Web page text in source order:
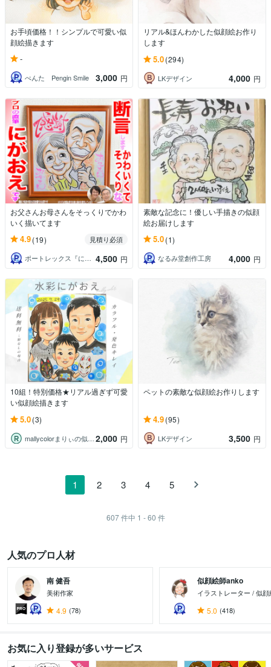
お手頃価格！！シンプルで可愛い似
顔絵描きます
-
ぺんた Pengin Smile 3,000 円
リアル&ほんわかした似顔絵お作り
します
5.0(294)
LKデザイン 4,000 円
お父さんお母さんをそっくりでかわ
いく描いてます
4.9(19)
見積り必須
ポートレックス『にがおえやさん』 4,500 円
素敵な記念に！優しい手描きの似顔
絵お届けします
5.0(1)
なるみ堂創作工房 4,000 円
10組！特別価格★リアル過ぎず可愛
い似顔絵描きます
5.0(3)
mallycolorまりぃの似顔絵屋さん 2,000 円
ペットの素敵な似顔絵お作りします
4.9(95)
LKデザイン 3,500 円
1 2 3 4 5
607 件中 1 - 60 件
人気のプロ人材
南 健吾
美術作家
4.9 (78)
似顔絵師anko
イラストレーター / 似顔
5.0 (418)
お気に入り登録が多いサービス